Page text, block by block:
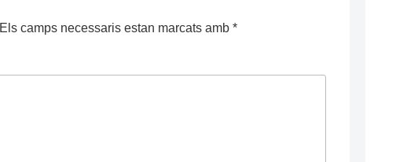
Els camps necessaris estan marcats amb *